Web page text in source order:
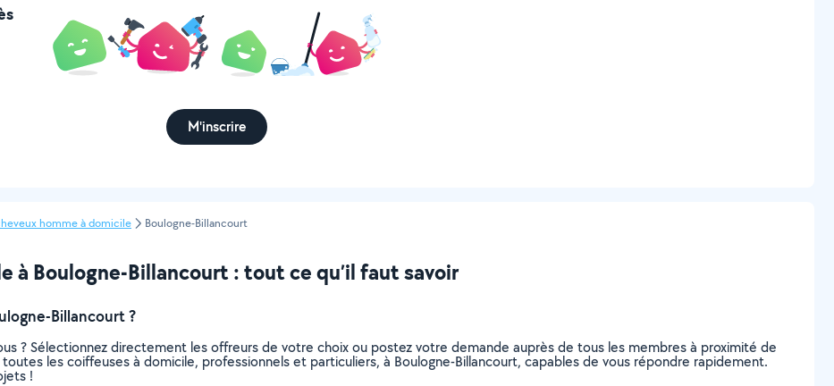
M'inscrire
homme à domicile Boulogne-Billancourt
à Boulogne-Billancourt : tout ce qu’il faut savoir
Billancourt ?
? Sélectionnez directement les offreurs de votre choix ou postez votre demande auprès de tous les membres à proximité de
les coiffeuses à domicile, professionnels et particuliers, à Boulogne-Billancourt, capables de vous répondre rapidement.
!